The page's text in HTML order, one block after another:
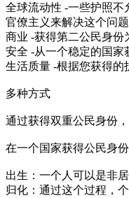
全球流动性 -一些护照
官僚主义来解决这个问题
商业 -获得第二公民身份
安全 -从一个稳定的国
生活质量 -根据您获得的
多种方式
通过获得双重公民身份
在一个国家获得公民身
出生：一个人可以是非
归化：通过这个过程，